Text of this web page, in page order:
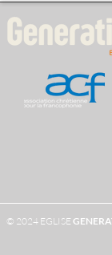
© 2024 EGLISE